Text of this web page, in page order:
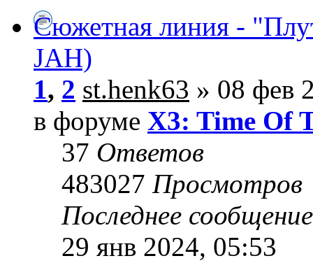
Сюжетная линия -
JAH)
1, 2 st.henk63 » 08 фев
в форуме X3: Time Of
37 Ответов
483027 Просмотров
Последнее
29 янв 2024, 05:53